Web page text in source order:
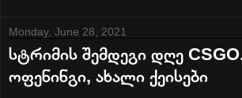
Monday, June 28, 2021
სტრიმის შემდეგი დღე
ოფენინგი, ახალი ქეისები